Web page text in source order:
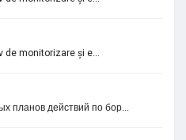
de monitorizare și e...
планов действий по бор...